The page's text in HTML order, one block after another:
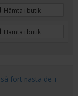
Hämta i butik
Hämta i butik
fort nästa del i